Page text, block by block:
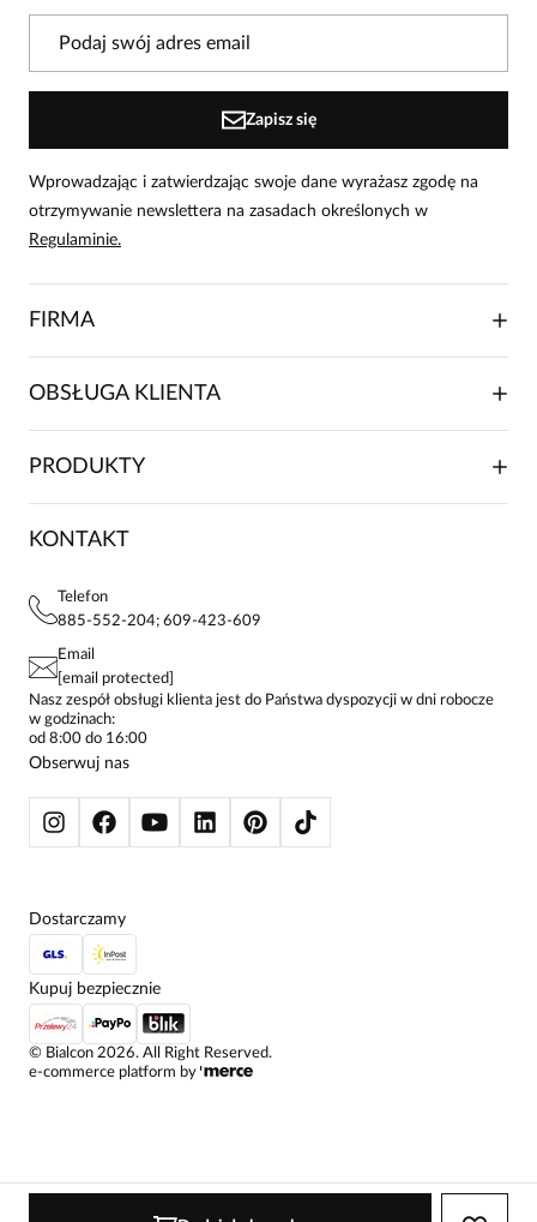
1
0
W naszej witrynie opinie mogą dodawać tylko osoby, które
Agnieszka
Zapisz się
Wprowadzając i zatwierdzając swoje dane wyrażasz zgodę na
otrzymywanie newslettera na zasadach określonych w
Regulaminie.
FIRMA
O NAS
FRANCZYZA
KONTAKTY
OBSŁUGA KLIENTA
SKŁADANIE ZAMÓWIENIA
FAQ
POLITYKA PRYWATNOŚCI
STREFA STAŁEGO KLIENTA
PRODUKTY
SUKIENKI
KOSZULE DAMSKIE
SPODNIE DAMSKIE
ŻAKIETY I MARYNARKI
SWETRY
BLUZY
KONTAKT
Telefon
885-552-204; 609-423-609
Email
[email protected]
Nasz zespół obsługi klienta jest do Państwa dyspozycji w dni robocze
w godzinach:
od 8:00 do 16:00
Obserwuj nas
© Bialcon 2026. All Right Reserved.
e-commerce platform by
Dostarczamy
Kupuj bezpiecznie